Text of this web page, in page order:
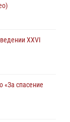
XXVI
«За спасение